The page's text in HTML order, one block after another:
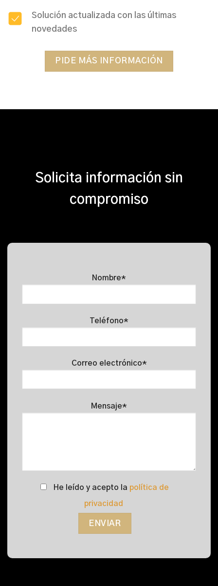
Solución actualizada con las últimas
novedades
PIDE MÁS INFORMACIÓN
Solicita información sin
compromiso
Nombre*
Teléfono*
Correo electrónico*
Mensaje*
He leído y acepto la política de
privacidad